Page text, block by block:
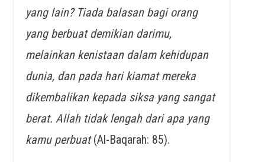
yang lain? Tiada balasan bagi orang
yang berbuat demikian darimu,
melainkan kenistaan dalam kehidupan
dunia, dan pada hari kiamat mereka
dikembalikan kepada siksa yang sangat
berat. Allah tidak lengah dari apa yang
kamu perbuat(Al-Baqarah: 85).